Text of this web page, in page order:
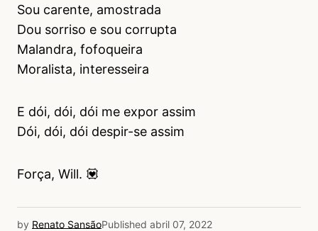
Sou carente, amostrada
Dou sorriso e sou corrupta
Malandra, fofoqueira
Moralista, interesseira
E dói, dói, dói me expor assim
Dói, dói, dói despir-se assim
Força, Will. 💟
by Renato SansãoPublished abril 07, 2022